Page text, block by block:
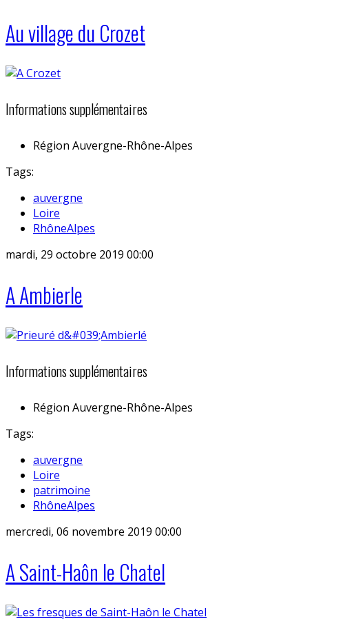
Au village du Crozet
Informations supplémentaires
Région Auvergne-Rhône-Alpes
Tags:
auvergne
Loire
RhôneAlpes
mardi, 29 octobre 2019 00:00
A Ambierle
Informations supplémentaires
Région Auvergne-Rhône-Alpes
Tags:
auvergne
Loire
patrimoine
RhôneAlpes
mercredi, 06 novembre 2019 00:00
A Saint-Haôn le Chatel